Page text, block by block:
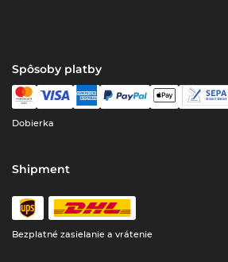
Spôsoby platby
Dobierka
Shipment
Bezplatné zasielanie a vrátenie